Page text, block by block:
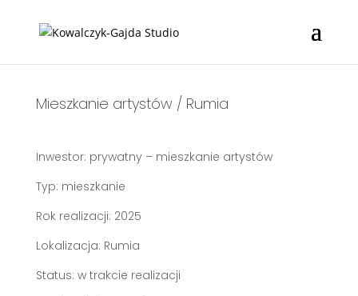
Mieszkanie artystów / Rumia
Inwestor: prywatny – mieszkanie artystów
Typ: mieszkanie
Rok realizacji: 2025
Lokalizacja: Rumia
Status: w trakcie realizacji